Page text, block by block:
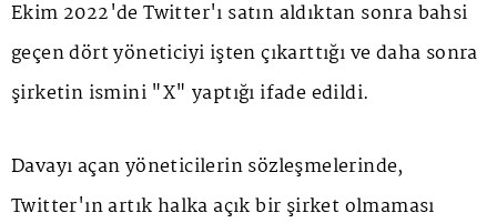
Ekim 2022'de Twitter'ı satın aldıktan sonra bahsi
geçen dört yöneticiyi işten çıkarttığı ve daha sonra
şirketin ismini "X" yaptığı ifade edildi.
Davayı açan yöneticilerin sözleşmelerinde,
Twitter'ın artık halka açık bir şirket olmaması